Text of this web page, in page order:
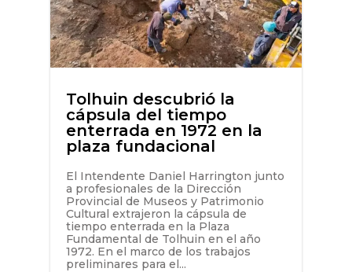
Tolhuin descubrió la
cápsula del tiempo
enterrada en 1972 en la
plaza fundacional
El Intendente Daniel Harrington junto
a profesionales de la Dirección
Provincial de Museos y Patrimonio
Cultural extrajeron la cápsula de
tiempo enterrada en la Plaza
Fundamental de Tolhuin en el año
1972. En el marco de los trabajos
preliminares para el...